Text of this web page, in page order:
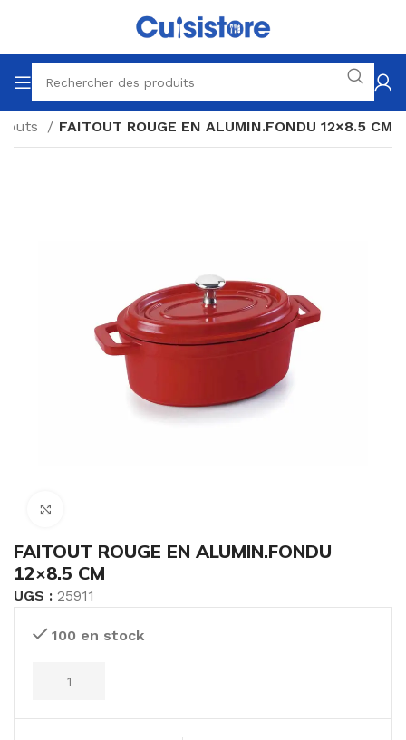
FAITOUT ROUGE EN ALUMIN.FONDU 12×8.5 CM
FAITOUT ROUGE EN ALUMIN.FONDU
12×8.5 CM
UGS : 25911
100 en stock